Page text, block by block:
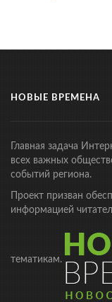
НОВЫЕ ВРЕМЕНА
Главная задача
всех важных
событий региона.
Проект призван
информацией
тематикам.